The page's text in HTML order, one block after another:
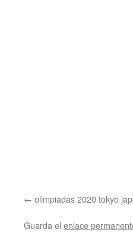
olimpiadas 2020 tokyo
Guarda el enlace